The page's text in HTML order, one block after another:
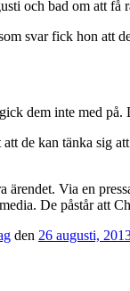
och bad om att få
svar fick hon att
dem inte med
de kan tänka sig
ärendet. Via en
De påstår att
den 26 augusti,